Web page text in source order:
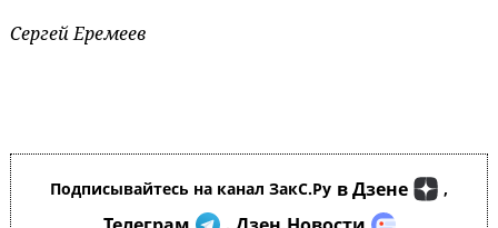
Сергей Еремеев
Подписывайтесь на канал ЗакС.Ру в Дзене ,